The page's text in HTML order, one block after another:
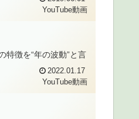
YouTube動画
特徴を“年の波動”と言
2022.01.17
YouTube動画